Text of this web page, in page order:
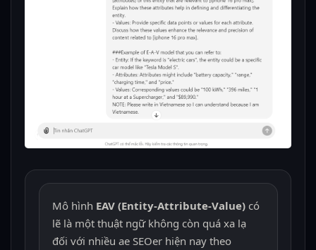
Mô hình EAV (Entity-Attribute-Value) có
lẽ là một thuật ngữ không còn quá xa lạ
đối với nhiều ae SEOer hiện nay theo